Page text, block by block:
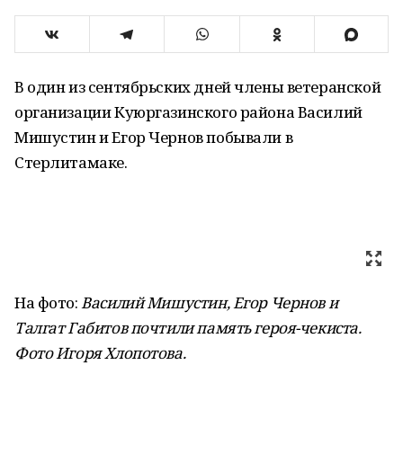
В один из сентябрьских дней члены ветеранской
организации Куюргазинского района Василий
Мишустин и Егор Чернов побывали в
Стерлитамаке.
На фото:Василий Мишустин, Егор Чернов и
Талгат Габитов почтили память героя-чекиста.
Фото Игоря Хлопотова.